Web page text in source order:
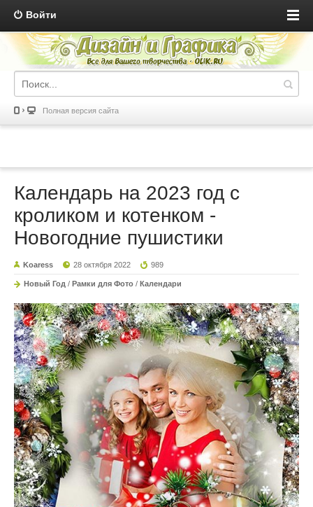
Войти
Полная версия сайта
Календарь на 2023 год с
кроликом и котенком -
Новогодние пушистики
Koaress 28 октября 2022 989
Новый Год / Рамки для Фото / Календари